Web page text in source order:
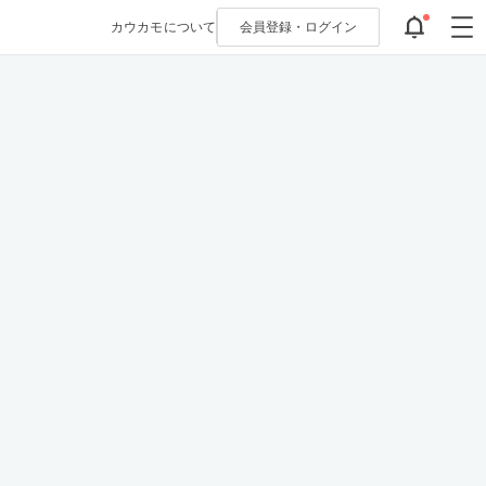
カウカモについて 会員登録・ ログイン